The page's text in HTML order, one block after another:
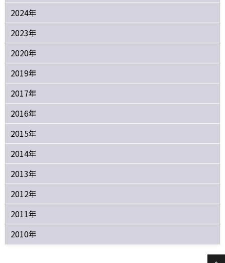
2024年
2023年
2020年
2019年
2017年
2016年
2015年
2014年
2013年
2012年
2011年
2010年